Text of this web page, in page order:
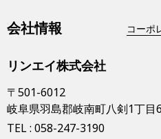
会社情報 コーポ
リンエイ株式会社
〒501-6012
岐阜県羽島郡岐南町八剣1丁目
TEL : 058-247-3190